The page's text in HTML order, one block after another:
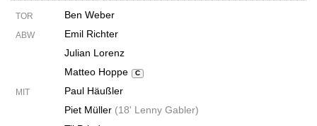
TOR Ben Weber
ABW
Emil Richter
Julian Lorenz
Matteo Hoppe
C
MIT
Paul Häußler
Piet Müller (18' Lenny Gabler)